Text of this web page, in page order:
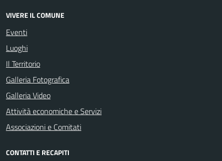
VIVERE IL COMUNE
Eventi
Luoghi
Il Territorio
Galleria Fotografica
Galleria Video
Attività economiche e Servizi
Associazioni e Comitati
CONTATTI E RECAPITI